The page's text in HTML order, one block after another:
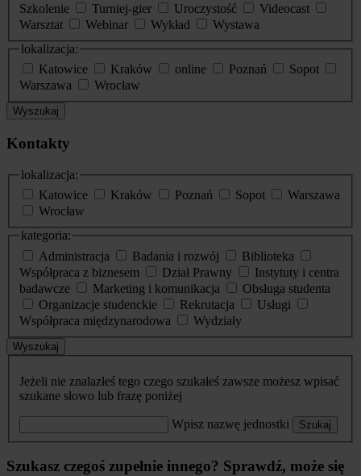
Szkolenie
Turniej-gier Uroczystość
Videocast
Warsztat
Webinar Wykład
Wystawa
lokalizacja:
Katowice
Kraków online Poznań
Sopot
Warszawa
Wrocław
Wyszukaj
Kontakty
lokalizacja:
Katowice
Kraków Poznań Sopot
Warszawa
Wrocław
kategoria:
Administracja
Badania i rozwój
Biblioteka
Współpraca z biznesem
Dział Prawny
Instytuty i centra
badawcze
Marketing i komunikacja
Obsługa studenta
Organizacje studenckie
Rekrutacja
Usługi
Współpraca międzynarodowa
Wydziały
Wyszukaj
Jeżeli nie znalazłeś tego czego szukałeś zawsze możesz wpisać
szukane słowo lub frazę poniżej
Wpisz nazwę jednostki Szukaj
Szukasz czegoś zupełnie innego? Sprawdź, może się